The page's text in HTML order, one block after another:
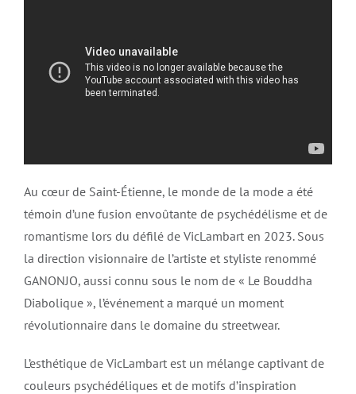
Au cœur de Saint-Étienne, le monde de la mode a été
témoin d’une fusion envoûtante de psychédélisme et de
romantisme lors du défilé de VicLambart en 2023. Sous
la direction visionnaire de l’artiste et styliste renommé
GANONJO, aussi connu sous le nom de « Le Bouddha
Diabolique », l’événement a marqué un moment
révolutionnaire dans le domaine du streetwear.
L’esthétique de VicLambart est un mélange captivant de
couleurs psychédéliques et de motifs d’inspiration